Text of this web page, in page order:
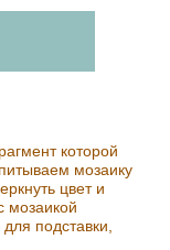
которой
мозаику
цвет и
мозаикой
подставки,